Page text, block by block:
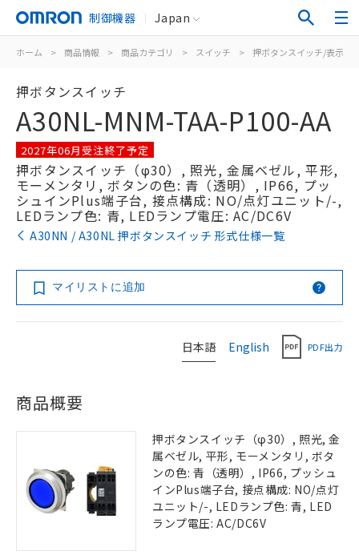
制御機器 Japan
ホーム > 商品情報 > 商品カテゴリ > スイッチ > 押ボタンスイッチ/表示灯
押ボタンスイッチ
A30NL-MNM-TAA-P100-AA
2027年06月受注終了予定
押ボタンスイッチ（φ30）, 照光, 金属ベゼル, 平形,
モーメンタリ, ボタンの色: 青（透明）, IP66, プッ
シュインPlus端子台, 接点構成: NO/点灯ユニット/-,
LEDランプ色: 青, LEDランプ電圧: AC/DC6V
A30NN / A30NL 押ボタンスイッチ 形式仕様一覧
マイリストに追加
日本語 English PDF出力
商品概要
押ボタンスイッチ（φ30）, 照光, 金
属ベゼル, 平形, モーメンタリ, ボタ
ンの色: 青（透明）, IP66, プッシュ
インPlus端子台, 接点構成: NO/点灯
ユニット/-, LEDランプ色: 青, LED
ランプ電圧: AC/DC6V